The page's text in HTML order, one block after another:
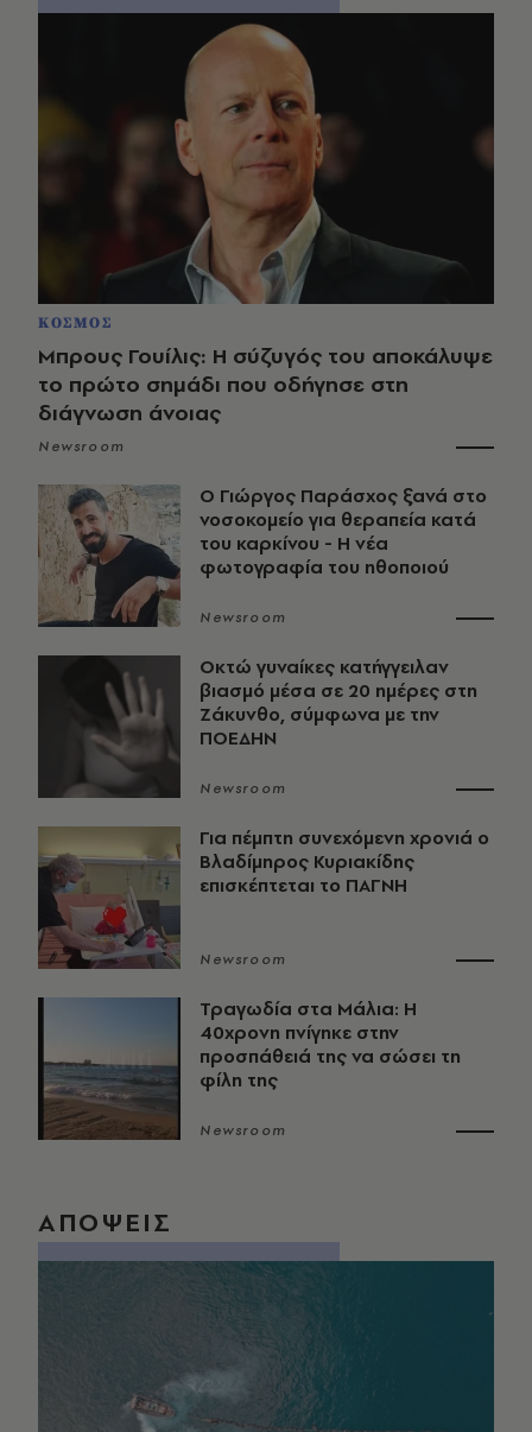
ΚΟΣΜΟΣ
Μπρους Γουίλις: Η σύζυγός του αποκάλυψε
το πρώτο σημάδι που οδήγησε στη
διάγνωση άνοιας
Newsroom
O Γιώργος Παράσχος ξανά στο
νοσοκομείο για θεραπεία κατά
του καρκίνου - Η νέα
φωτογραφία του ηθοποιού
Newsroom
Οκτώ γυναίκες κατήγγειλαν
βιασμό μέσα σε 20 ημέρες στη
Ζάκυνθο, σύμφωνα με την
ΠΟΕΔΗΝ
Newsroom
Για πέμπτη συνεχόμενη χρονιά ο
Βλαδίμηρος Κυριακίδης
επισκέπτεται το ΠΑΓΝΗ
Newsroom
Τραγωδία στα Μάλια: Η
40χρονη πνίγηκε στην
προσπάθειά της να σώσει τη
φίλη της
Newsroom
ΑΠΟΨΕΙΣ